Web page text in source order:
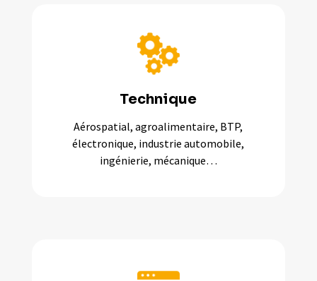
Technique
Aérospatial, agroalimentaire, BTP,
électronique, industrie automobile,
ingénierie, mécanique…